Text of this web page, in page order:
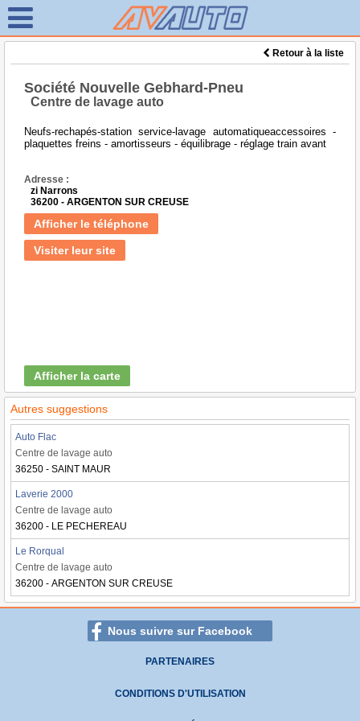
Retour à la liste
Société Nouvelle Gebhard-Pneu
Centre de lavage auto
Neufs-rechapés-station service-lavage automatiqueaccessoires -
plaquettes freins - amortisseurs - équilibrage - réglage train avant
Adresse :
zi Narrons
36200 - ARGENTON SUR CREUSE
Afficher le téléphone
Visiter leur site
Afficher la carte
Autres suggestions
Auto Flac
Centre de lavage auto
36250 - SAINT MAUR
Laverie 2000
Centre de lavage auto
36200 - LE PECHEREAU
Le Rorqual
Centre de lavage auto
36200 - ARGENTON SUR CREUSE
Nous suivre sur Facebook
PARTENAIRES
CONDITIONS D'UTILISATION